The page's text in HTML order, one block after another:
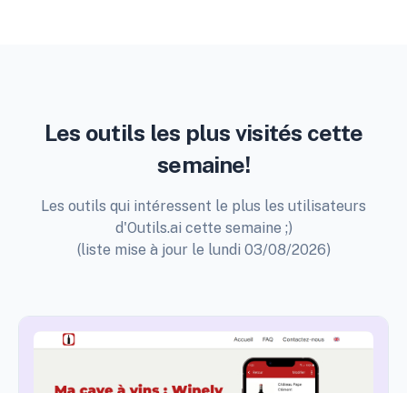
Les outils les plus visités cette
semaine!
Les outils qui intéressent le plus les utilisateurs
d'Outils.ai cette semaine ;)
(liste mise à jour le lundi 03/08/2026)